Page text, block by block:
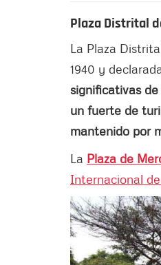
Plaza Distrital
La Plaza
1940 y
significativas
un fuerte de
mantenido por
La Plaza de
Internacional